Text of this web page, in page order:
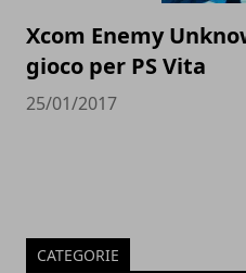
Xcom Enemy
gioco per PS Vita
25/01/2017
CATEGORIE